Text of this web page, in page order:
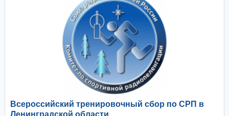
Всероссийский тренировочный сбор по СРП в
Ленинградской области